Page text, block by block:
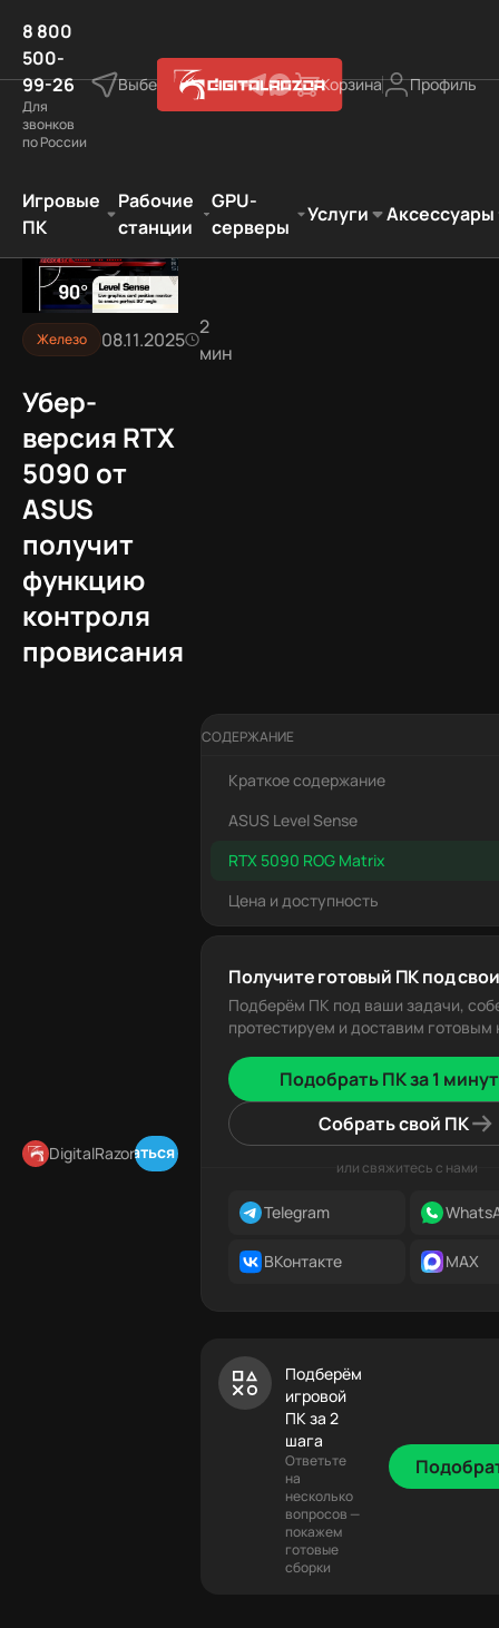
8 800
500-
99-26
Для
звонков
по России
Выберите город Корзина Профиль
Игровые
ПК
Рабочие
станции
GPU-
серверы
Услуги Аксессуары
Железо 08.11.2025
2
мин
Убер-
версия RTX
5090 от
ASUS
получит
функцию
контроля
провисания
DigitalRazor
Подписаться в Telegram
СОДЕРЖАНИЕ
Краткое содержание
ASUS Level Sense
RTX 5090 ROG Matrix
Цена и доступность
Получите готовый ПК под
Подберём ПК под ваши задачи,
протестируем и доставим готовым
Подобрать ПК за 1
Собрать свой ПК
или свяжитесь с нами
Telegram
ВКонтакте MAX
Подберём
игровой
ПК за 2
шага
Ответьте
на
несколько
вопросов —
покажем
готовые
сборки